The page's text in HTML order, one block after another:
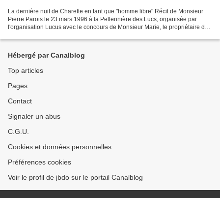
La dernière nuit de Charette en tant que "homme libre" Récit de Monsieur
Pierre Parois le 23 mars 1996 à la Pellerinière des Lucs, organisée par
l'organisation Lucus avec le concours de Monsieur Marie, le propriétaire de
Hébergé par Canalblog
Top articles
Pages
Contact
Signaler un abus
C.G.U.
Cookies et données personnelles
Préférences cookies
Voir le profil de jbdo sur le portail Canalblog